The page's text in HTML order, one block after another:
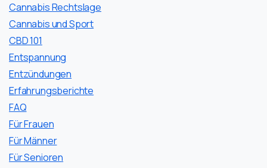
Cannabis Rechtslage
Cannabis und Sport
CBD 101
Entspannung
Entzündungen
Erfahrungsberichte
FAQ
Für Frauen
Für Männer
Für Senioren